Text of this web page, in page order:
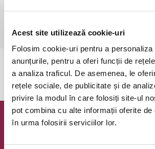
Acest site utilizează cookie-uri
Folosim cookie-uri pentru a
anunțurile, pentru a oferi funcții de
a analiza traficul. De asemenea, le
rețele sociale, de publicitate și de
privire la modul în care folosiți site-ul
pot combina cu alte informații oferite
în urma folosirii serviciilor lor.
Informații suplimentare, la nr. de telefon 0773 825
Evenimentul a expirat.
Newsletter @